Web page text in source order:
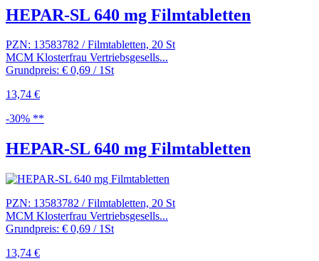
HEPAR-SL 640 mg Filmtabletten
PZN: 13583782 / Filmtabletten, 20 St
MCM Klosterfrau Vertriebsgesells...
Grundpreis: € 0,69 / 1St
13,74 €
-30% **
HEPAR-SL 640 mg Filmtabletten
PZN: 13583782 / Filmtabletten, 20 St
MCM Klosterfrau Vertriebsgesells...
Grundpreis: € 0,69 / 1St
13,74 €